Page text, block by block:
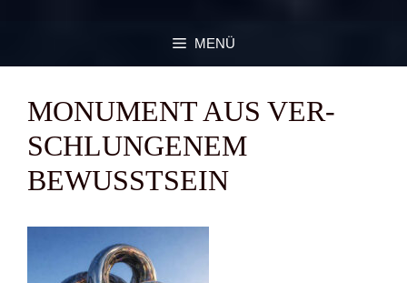
MENÜ
MONU­MENT AUS VER­
SCHLUN­GE­NEM
BEWUSST­SEIN